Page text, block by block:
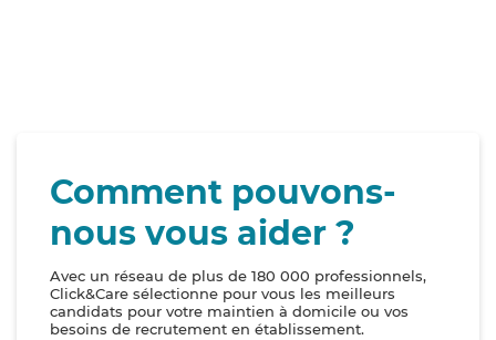
Comment pouvons-
nous vous aider ?
Avec un réseau de plus de 180 000 professionnels,
Click&Care sélectionne pour vous les meilleurs
candidats pour votre maintien à domicile ou vos
besoins de recrutement en établissement.